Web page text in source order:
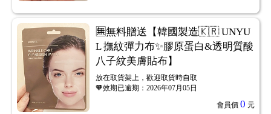
🈚無料贈送【韓國製造🇰🇷 UNYU
L 撫紋彈力布✨膠原蛋白&透明質酸
八子紋美膚貼布】
放在取貨架上，歡迎取貨時自取
🧡效期已逾期：2026年07月05日
會員價 0 元